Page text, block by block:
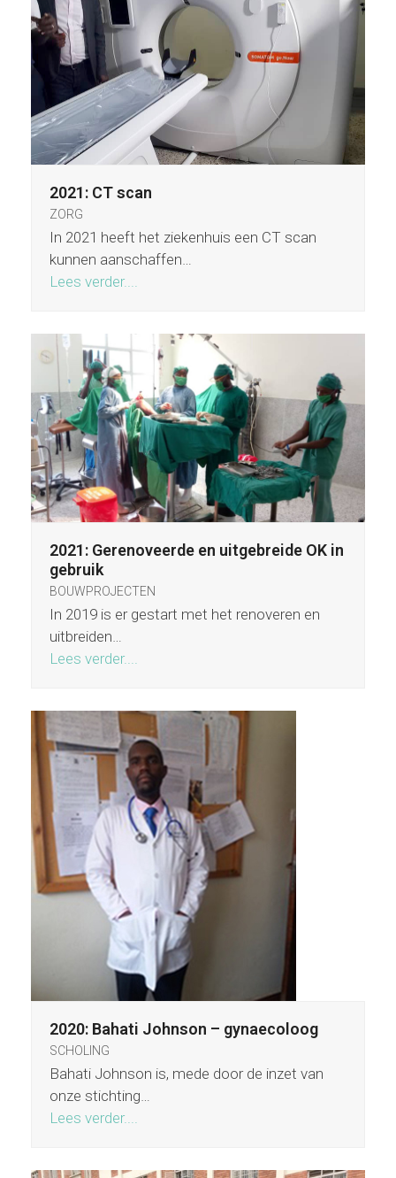
2021: CT scan
ZORG
In 2021 heeft het ziekenhuis een CT scan
kunnen aanschaffen…
Lees verder....
2021: Gerenoveerde en uitgebreide OK in
gebruik
BOUWPROJECTEN
In 2019 is er gestart met het renoveren en
uitbreiden…
Lees verder....
2020: Bahati Johnson – gynaecoloog
SCHOLING
Bahati Johnson is, mede door de inzet van
onze stichting…
Lees verder....